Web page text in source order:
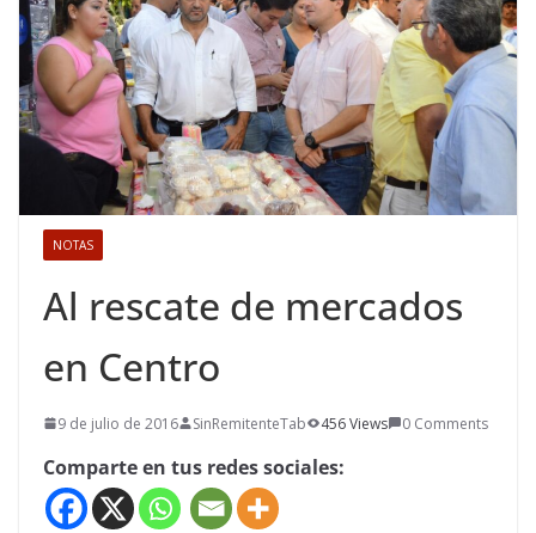
NOTAS
Al rescate de mercados
en Centro
9 de julio de 2016 SinRemitenteTab 456 Views 0 Comments
Comparte en tus redes sociales: